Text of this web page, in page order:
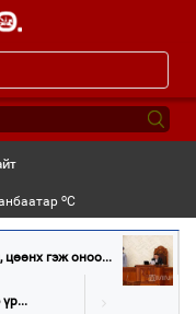
oC
гэж оноо...
үр...